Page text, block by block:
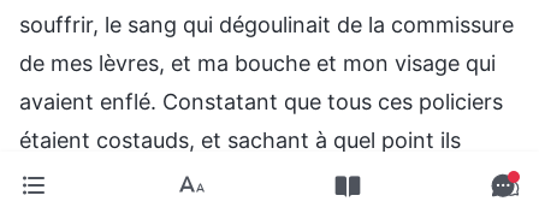
souffrir, le sang qui dégoulinait de la commissure
de mes lèvres, et ma bouche et mon visage qui
avaient enflé. Constatant que tous ces policiers
étaient costauds, et sachant à quel point ils
pouvaient se montrer brutaux, je me suis